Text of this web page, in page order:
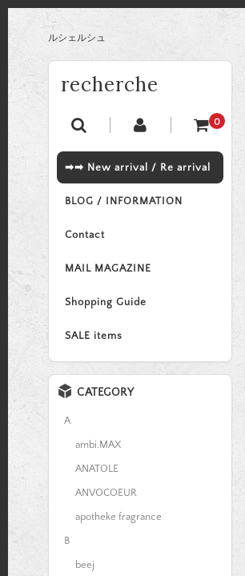
ルシェルシュ
recherche
0
➡➡ New arrival / Re arrival
BLOG / INFORMATION
Contact
MAIL MAGAZINE
Shopping Guide
SALE items
CATEGORY
A
ambi.MAX
ANATOLE
ANVOCOEUR
apotheke fragrance
B
beej